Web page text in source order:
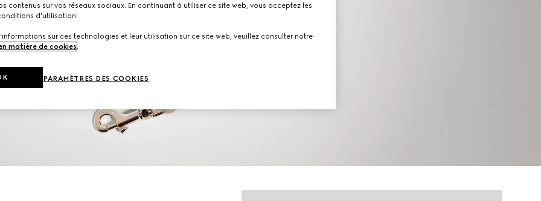
contenus sur vos réseaux sociaux. En continuant à utiliser ce site web, vous acceptez les
d'utilisation.
sur ces technologies et leur utilisation sur ce site web, veuillez consulter notre
matière de cookies
PARAMÈTRES DES COOKIES